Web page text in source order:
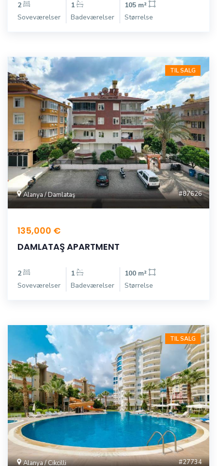
2
Soveværelser
1
Badeværelser
105 m²
Størrelse
TIL SALG
Alanya / Damlataş #87626
135,000 €
DAMLATAŞ APARTMENT
2
Soveværelser
1
Badeværelser
100 m²
Størrelse
TIL SALG
Alanya / Cikcilli #27734